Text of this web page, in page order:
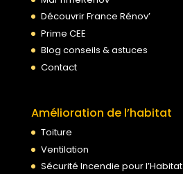
Découvrir France Rénov’
Prime CEE
Blog conseils & astuces
Contact
Amélioration de l’habitat
Toiture
Ventilation
Sécurité Incendie pour l’Habitat